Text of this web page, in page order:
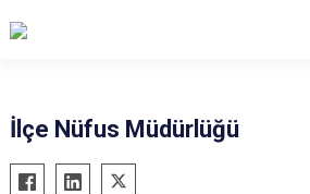
19 Mayıs
İlçe Nüfus Müdürlüğü